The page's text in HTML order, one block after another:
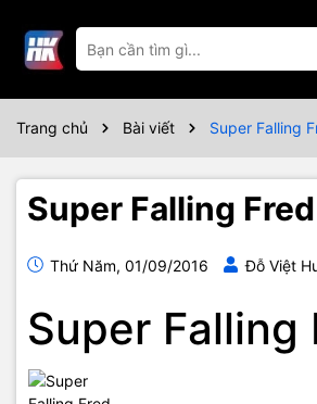
Trang chủ Bài viết Super Falling
Super Falling Fred
Thứ Năm, 01/09/2016 Đỗ Việt
Super Falling